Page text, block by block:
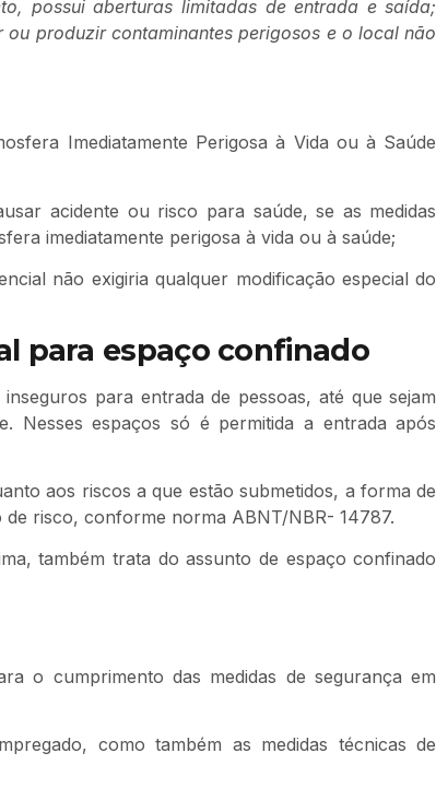
possui aberturas limitadas de entrada e saída;
produzir contaminantes perigosos e o local não
Imediatamente Perigosa à Vida ou à Saúde
acidente ou risco para saúde, se as medidas
imediatamente perigosa à vida ou à saúde;
não exigiria qualquer modificação especial do
para espaço confinado
para entrada de pessoas, até que sejam
Nesses espaços só é permitida a entrada após
aos riscos a que estão submetidos, a forma de
risco, conforme norma ABNT/NBR- 14787.
também trata do assunto de espaço confinado
o cumprimento das medidas de segurança em
como também as medidas técnicas de